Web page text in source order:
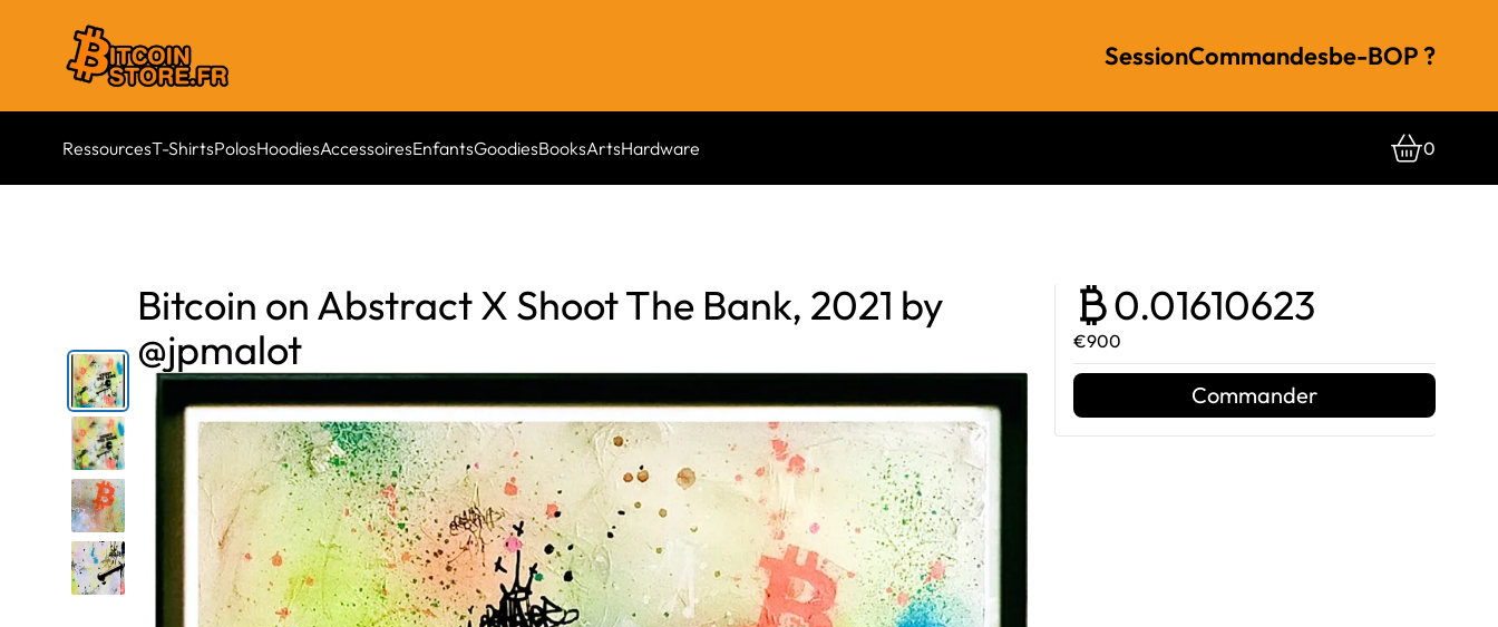
SessionCommandesbe-BOP ?
RessourcesT-ShirtsPolosHoodiesAccessoiresEnfantsGoodiesBooksArtsHardware 0
Bitcoin on Abstract X Shoot The Bank, 2021 by
@jpmalot
0.01610623
€900
Commander